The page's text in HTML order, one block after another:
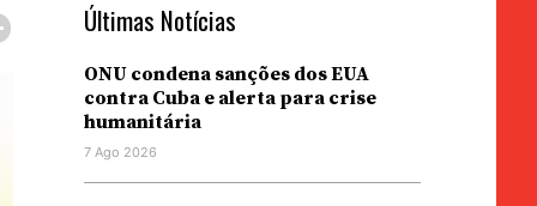
Últimas Notícias
ONU condena sanções dos EUA
contra Cuba e alerta para crise
humanitária
7 Ago 2026